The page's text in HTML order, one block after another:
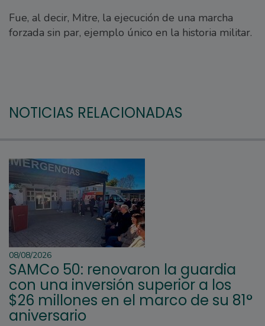
Fue, al decir, Mitre, la ejecución de una marcha
forzada sin par, ejemplo único en la historia militar.
NOTICIAS RELACIONADAS
08/08/2026
SAMCo 50: renovaron la guardia
con una inversión superior a los
$26 millones en el marco de su 81°
aniversario